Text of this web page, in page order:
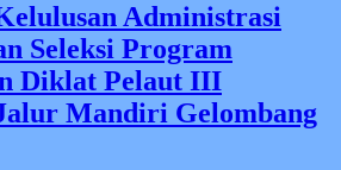
Administrasi
Seleksi Program
Diklat Pelaut III
Mandiri Gelombang